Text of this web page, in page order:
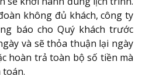
không đủ khách, công ty
báo cho Quý khách trước
và sẽ thỏa thuận lại ngày
hoàn trả toàn bộ số tiền mà
toán.